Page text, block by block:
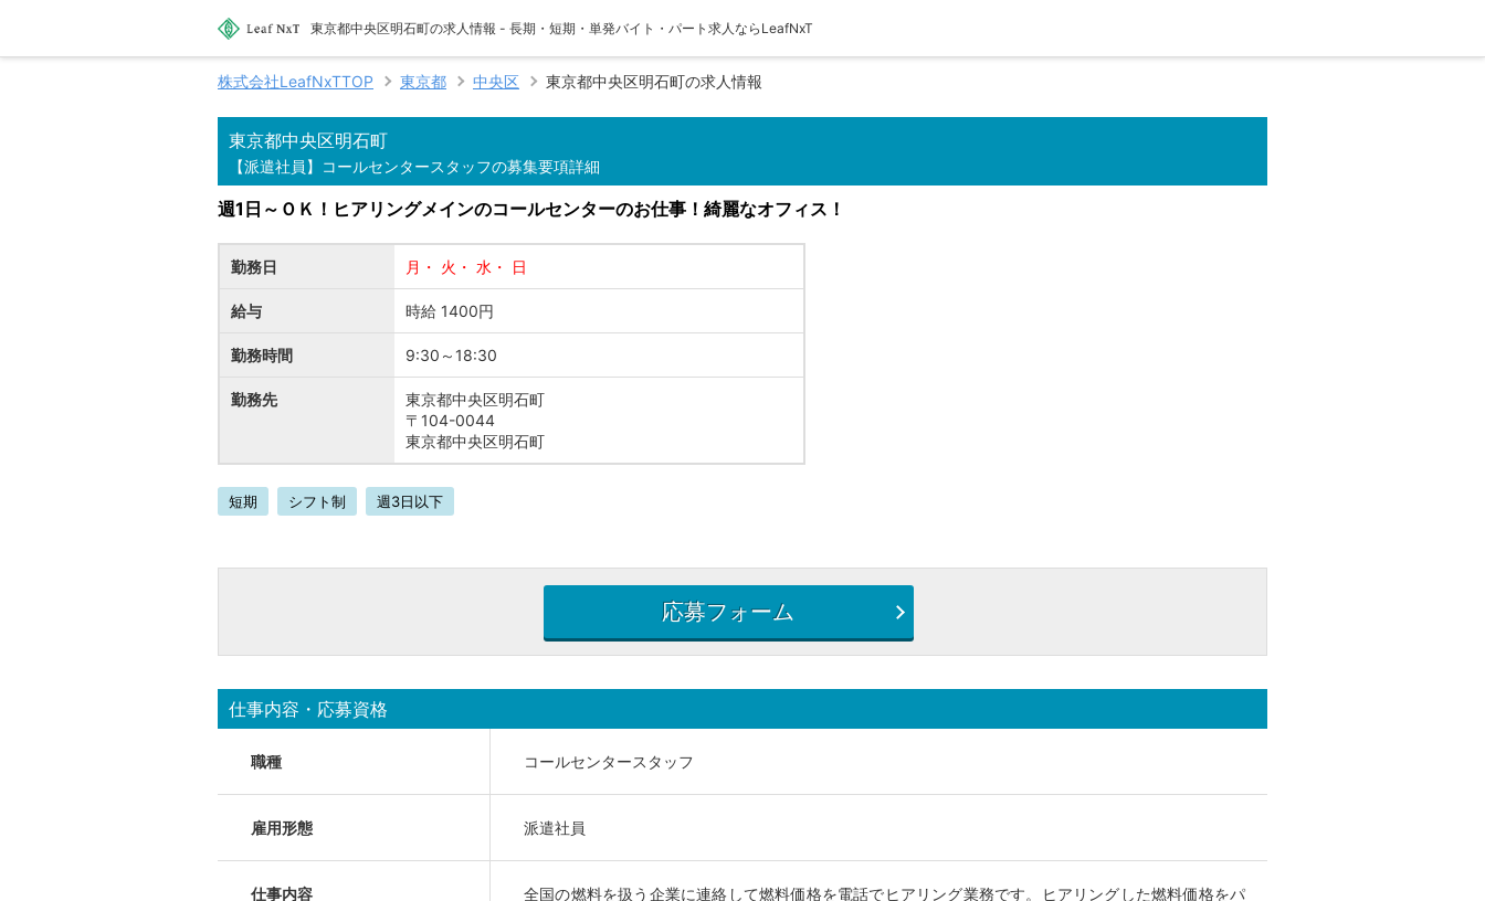
東京都中央区明石町の求人情報 - 長期・短期・単発バイト・パート求人ならLeafNxT
株式会社LeafNxTTOP 東京都 中央区 東京都中央区明石町の求人情報
東京都中央区明石町
【派遣社員】コールセンタースタッフの募集要項詳細
週1日～ＯＫ！ヒアリングメインのコールセンターのお仕事！綺麗なオフィス！
勤務日 月・ 火・ 水・ 日
給与 時給 1400円
勤務時間 9:30～18:30
勤務先
東京都中央区明石町
〒104-0044
東京都中央区明石町
短期 シフト制 週3日以下
応募フォーム
仕事内容・応募資格
職種 コールセンタースタッフ
雇用形態 派遣社員
仕事内容
全国の燃料を扱う企業に連絡して燃料価格を電話でヒアリング業務です。ヒアリングした燃料価格をパ